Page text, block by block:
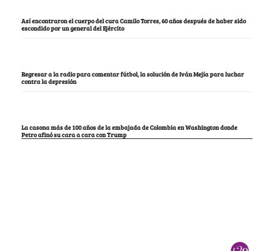
Así encontraron el cuerpo del cura Camilo Torres, 60 años después de haber sido
escondido por un general del Ejército
Regresar a la radio para comentar fútbol, la solución de Iván Mejía para luchar
contra la depresión
La casona más de 100 años de la embajada de Colombia en Washington donde
Petro afinó su cara a cara con Trump